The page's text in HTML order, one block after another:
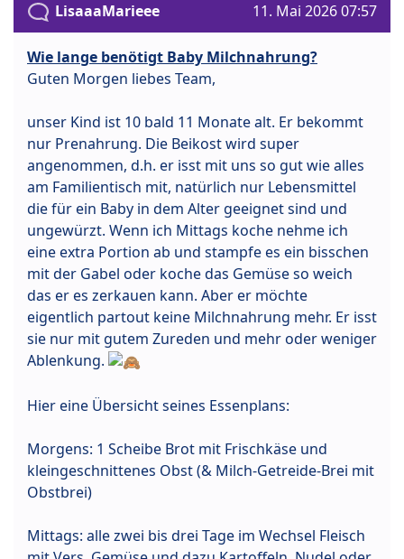
LisaaaMarieee 11. Mai 2026 07:57
Wie lange benötigt Baby Milchnahrung?
Guten Morgen liebes Team,
unser Kind ist 10 bald 11 Monate alt. Er bekommt
nur Prenahrung. Die Beikost wird super
angenommen, d.h. er isst mit uns so gut wie alles
am Familientisch mit, natürlich nur Lebensmittel
die für ein Baby in dem Alter geeignet sind und
ungewürzt. Wenn ich Mittags koche nehme ich
eine extra Portion ab und stampfe es ein bisschen
mit der Gabel oder koche das Gemüse so weich
das er es zerkauen kann. Aber er möchte
eigentlich partout keine Milchnahrung mehr. Er isst
sie nur mit gutem Zureden und mehr oder weniger
Ablenkung.
Hier eine Übersicht seines Essenplans:
Morgens: 1 Scheibe Brot mit Frischkäse und
kleingeschnittenes Obst (& Milch-Getreide-Brei mit
Obstbrei)
Mittags: alle zwei bis drei Tage im Wechsel Fleisch